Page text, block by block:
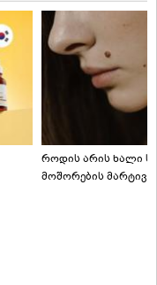
როდის არის ხალი
მოშორების